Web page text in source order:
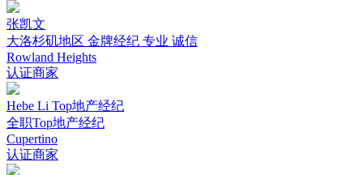
张凯文
大洛杉矶地区 金牌经纪 专业 诚信
Rowland Heights
认证商家
Hebe Li Top地产经纪
全职Top地产经纪
Cupertino
认证商家